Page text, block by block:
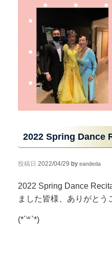
2022 Spring Dance
投稿日 2022/04/29 by eandeda
2022 Spring Dance
ました皆様、ありがとう
(*´꒳`*)